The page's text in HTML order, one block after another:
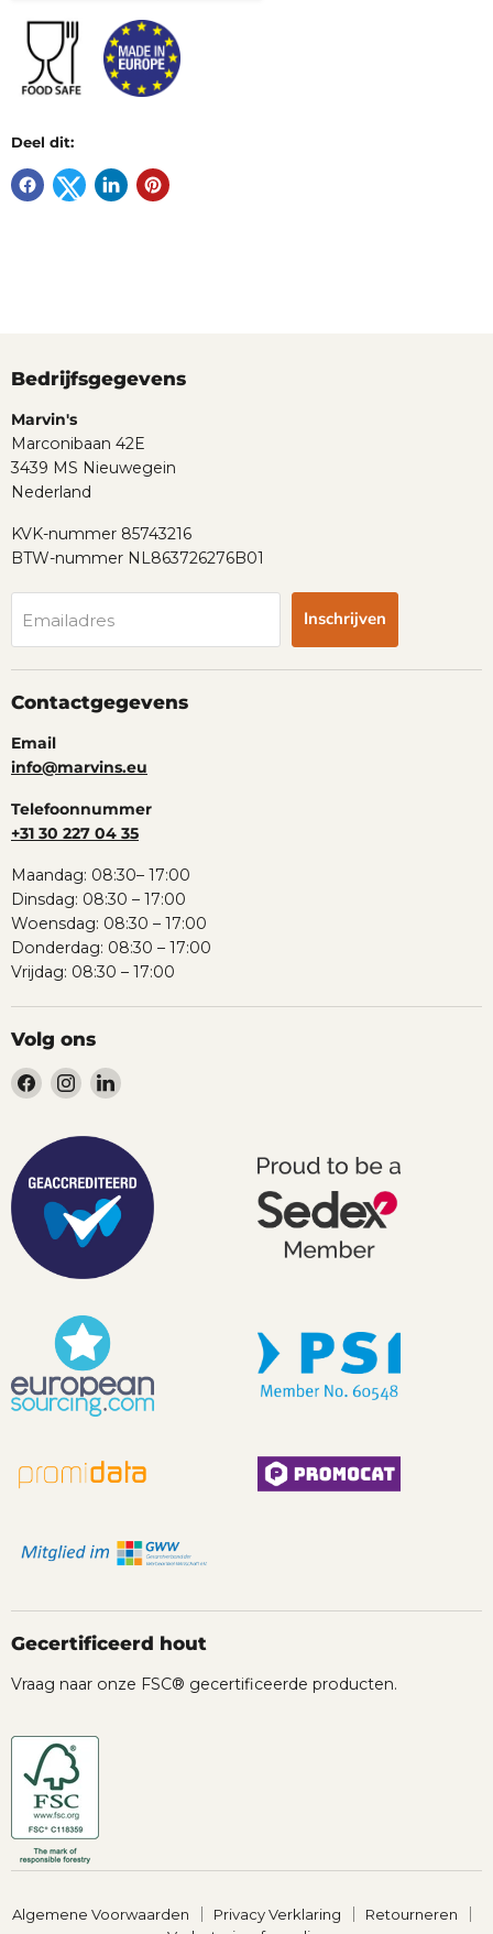
Deel dit:
Bedrijfsgegevens
Marvin's
Marconibaan 42E
3439 MS Nieuwegein
Nederland
KVK-nummer 85743216
BTW-nummer NL863726276B01
Emailadres Inschrijven
Contactgegevens
Email
info@marvins.eu
Telefoonnummer
+31 30 227 04 35
Maandag: 08:30– 17:00
Dinsdag: 08:30 – 17:00
Woensdag: 08:30 – 17:00
Donderdag: 08:30 – 17:00
Vrijdag: 08:30 – 17:00
Volg ons
Vind
ons
Facebook
Vind
ons
Instagram
Vind
LinkedIn
Gecertificeerd hout
Vraag naar onze FSC® gecertificeerde producten.
Algemene Voorwaarden Privacy Verklaring
Retourneren